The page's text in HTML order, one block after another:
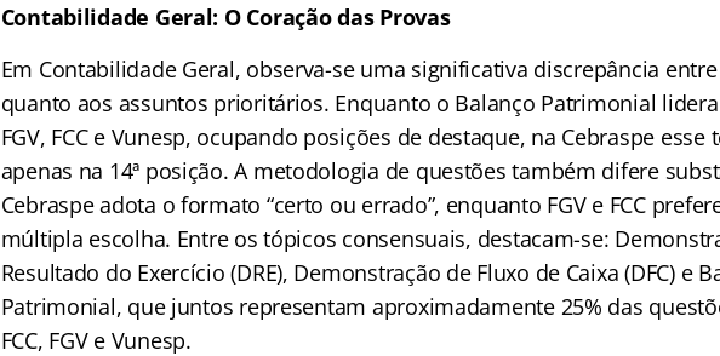
Contabilidade Geral: O Coração das Provas
Em Contabilidade Geral, observa-se uma significativa discrepância
quanto aos assuntos prioritários. Enquanto o Balanço Patrimonial
FGV, FCC e Vunesp, ocupando posições de destaque, na Cebraspe esse
apenas na 14ª posição. A metodologia de questões também difere
Cebraspe adota o formato “certo ou errado”, enquanto FGV e FCC
múltipla escolha. Entre os tópicos consensuais, destacam-se:
Resultado do Exercício (DRE), Demonstração de Fluxo de Caixa (DFC) e
Patrimonial, que juntos representam aproximadamente 25% das
FCC, FGV e Vunesp.